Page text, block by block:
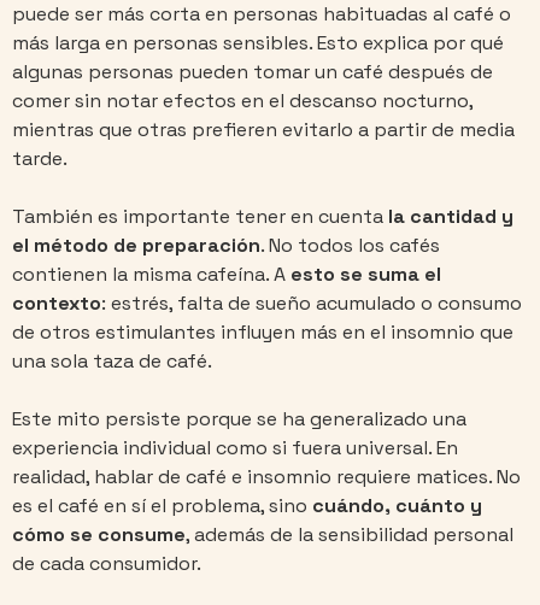
puede ser más corta en personas habituadas al café o
más larga en personas sensibles. Esto explica por qué
algunas personas pueden tomar un café después de
comer sin notar efectos en el descanso nocturno,
mientras que otras prefieren evitarlo a partir de media
tarde.
También es importante tener en cuenta la cantidad y
el método de preparación. No todos los cafés
contienen la misma cafeína. A esto se suma el
contexto: estrés, falta de sueño acumulado o consumo
de otros estimulantes influyen más en el insomnio que
una sola taza de café.
Este mito persiste porque se ha generalizado una
experiencia individual como si fuera universal. En
realidad, hablar de café e insomnio requiere matices. No
es el café en sí el problema, sino cuándo, cuánto y
cómo se consume, además de la sensibilidad personal
de cada consumidor.